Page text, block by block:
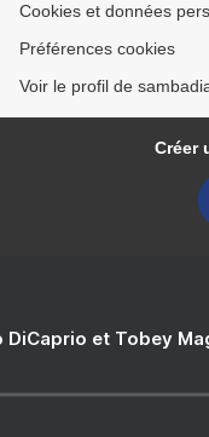
Cookies et données
Préférences cookies
Voir le profil de
Créer
DiCaprio et Tobey